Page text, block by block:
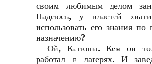
своим любимым делом
Надеюсь, у властей
использовать его знания по
назначению?
– Ой, Катюша. Кем он
работал в лагерях. И